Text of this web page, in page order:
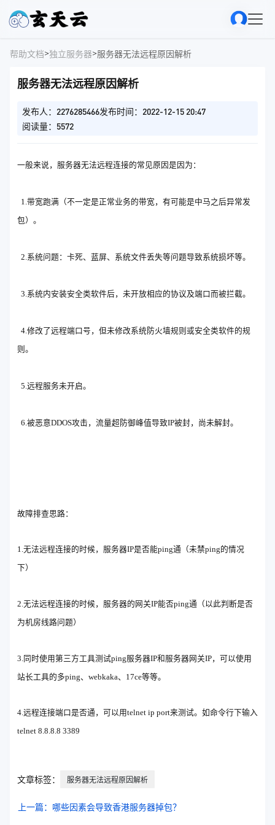
帮助文档>独立服务器>服务器无法远程原因解析
服务器无法远程原因解析
发布人：2276285466发布时间：2022-12-15 20:47
阅读量：5572
一般来说，服务器无法远程连接的常见原因是因为：
1.带宽跑满（不一定是正常业务的带宽，有可能是中马之后异常发
包）。
2.系统问题：卡死、蓝屏、系统文件丢失等问题导致系统损坏等。
3.系统内安装安全类软件后，未开放相应的协议及端口而被拦截。
4.修改了远程端口号，但未修改系统防火墙规则或安全类软件的规
则。
5.远程服务未开启。
6.被恶意DDOS攻击，流量超防御峰值导致IP被封，尚未解封。
故障排查思路：
1.无法远程连接的时候，服务器IP是否能ping通（未禁ping的情况
下）
2.无法远程连接的时候，服务器的网关IP能否ping通（以此判断是否
为机房线路问题）
3.同时使用第三方工具测试ping服务器IP和服务器网关IP，可以使用
站长工具的多ping、webkaka、17ce等等。
4.远程连接端口是否通，可以用telnet ip port来测试。如命令行下输入
telnet 8.8.8.8 3389
文章标签： 服务器无法远程原因解析
上一篇：哪些因素会导致香港服务器掉包？